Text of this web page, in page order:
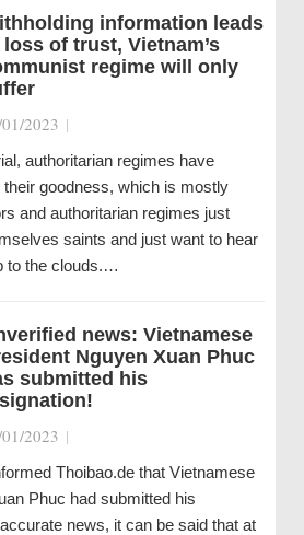
information leads
of trust, Vietnam’s
regime will only
2023 |
authoritarian regimes have
goodness, which is mostly
and authoritarian regimes just
saints and just want to hear
to the clouds.…
news: Vietnamese
Nguyen Xuan Phuc
submitted his
2023 |
Thoibao.de that Vietnamese
Phuc had submitted his
news, it can be said that at